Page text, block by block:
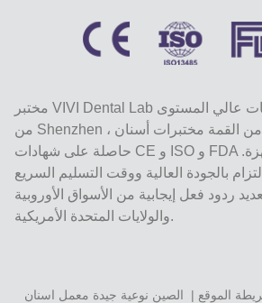
مختبر VIVI Dental Lab هو مختبر كامل الخدمات عالي المستوى
من Shenzhen ، الصين. إنها واحدة من القمة مختبرات أسنان
حاصلة على شهادات CE و ISO و FDA ومجهزة بأحدث الأجهزة.
بالجودة العالية ووقت التسليم السريع
ردود فعل إيجابية من الأسواق الأوروبية
والولايات المتحدة الأمريكية.
الموقع | الصين نوعية جيدة معمل اسنان